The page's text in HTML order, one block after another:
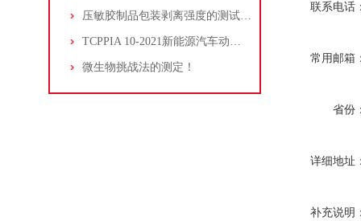
压敏胶制品包装剥离强度的测试方法
TCPPIA 10-2021新能源汽车动力锂电池隔膜的热收缩率
微生物挑战法的测定！
联系电话
常用邮箱
省份
详细地址
补充说明